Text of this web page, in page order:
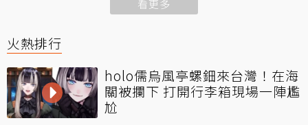
看更多
火熱排行
holo儒烏風亭螺鈿來台灣！在海
關被攔下 打開行李箱現場一陣尷
尬